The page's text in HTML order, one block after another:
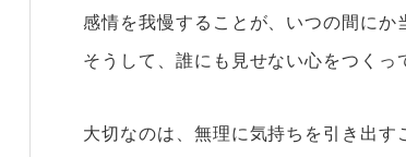
感情を我慢することが、いつの間にか
そうして、誰にも見せない心をつくっ
大切なのは、無理に気持ちを引き出す